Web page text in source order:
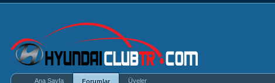
Ana Sayfa Forumlar Üyeler